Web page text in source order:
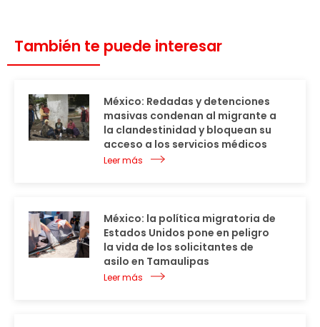
También te puede interesar
México: Redadas y detenciones
masivas condenan al migrante a
la clandestinidad y bloquean su
acceso a los servicios médicos
Leer más
México: la política migratoria de
Estados Unidos pone en peligro
la vida de los solicitantes de
asilo en Tamaulipas
Leer más